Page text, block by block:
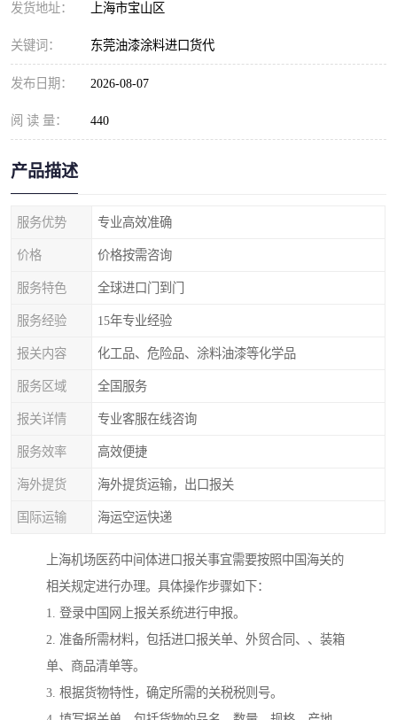
发货地址： 上海市宝山区
关键词： 东莞油漆涂料进口货代
发布日期： 2026-08-07
阅 读 量： 440
产品描述
服务优势 专业高效准确
价格 价格按需咨询
服务特色 全球进口门到门
服务经验 15年专业经验
报关内容 化工品、危险品、涂料油漆等化学品
服务区域 全国服务
报关详情 专业客服在线咨询
服务效率 高效便捷
海外提货 海外提货运输，出口报关
国际运输 海运空运快递
上海机场医药中间体进口报关事宜需要按照中国海关的
相关规定进行办理。具体操作步骤如下：
1. 登录中国网上报关系统进行申报。
2. 准备所需材料，包括进口报关单、外贸合同、、装箱
单、商品清单等。
3. 根据货物特性，确定所需的关税税则号。